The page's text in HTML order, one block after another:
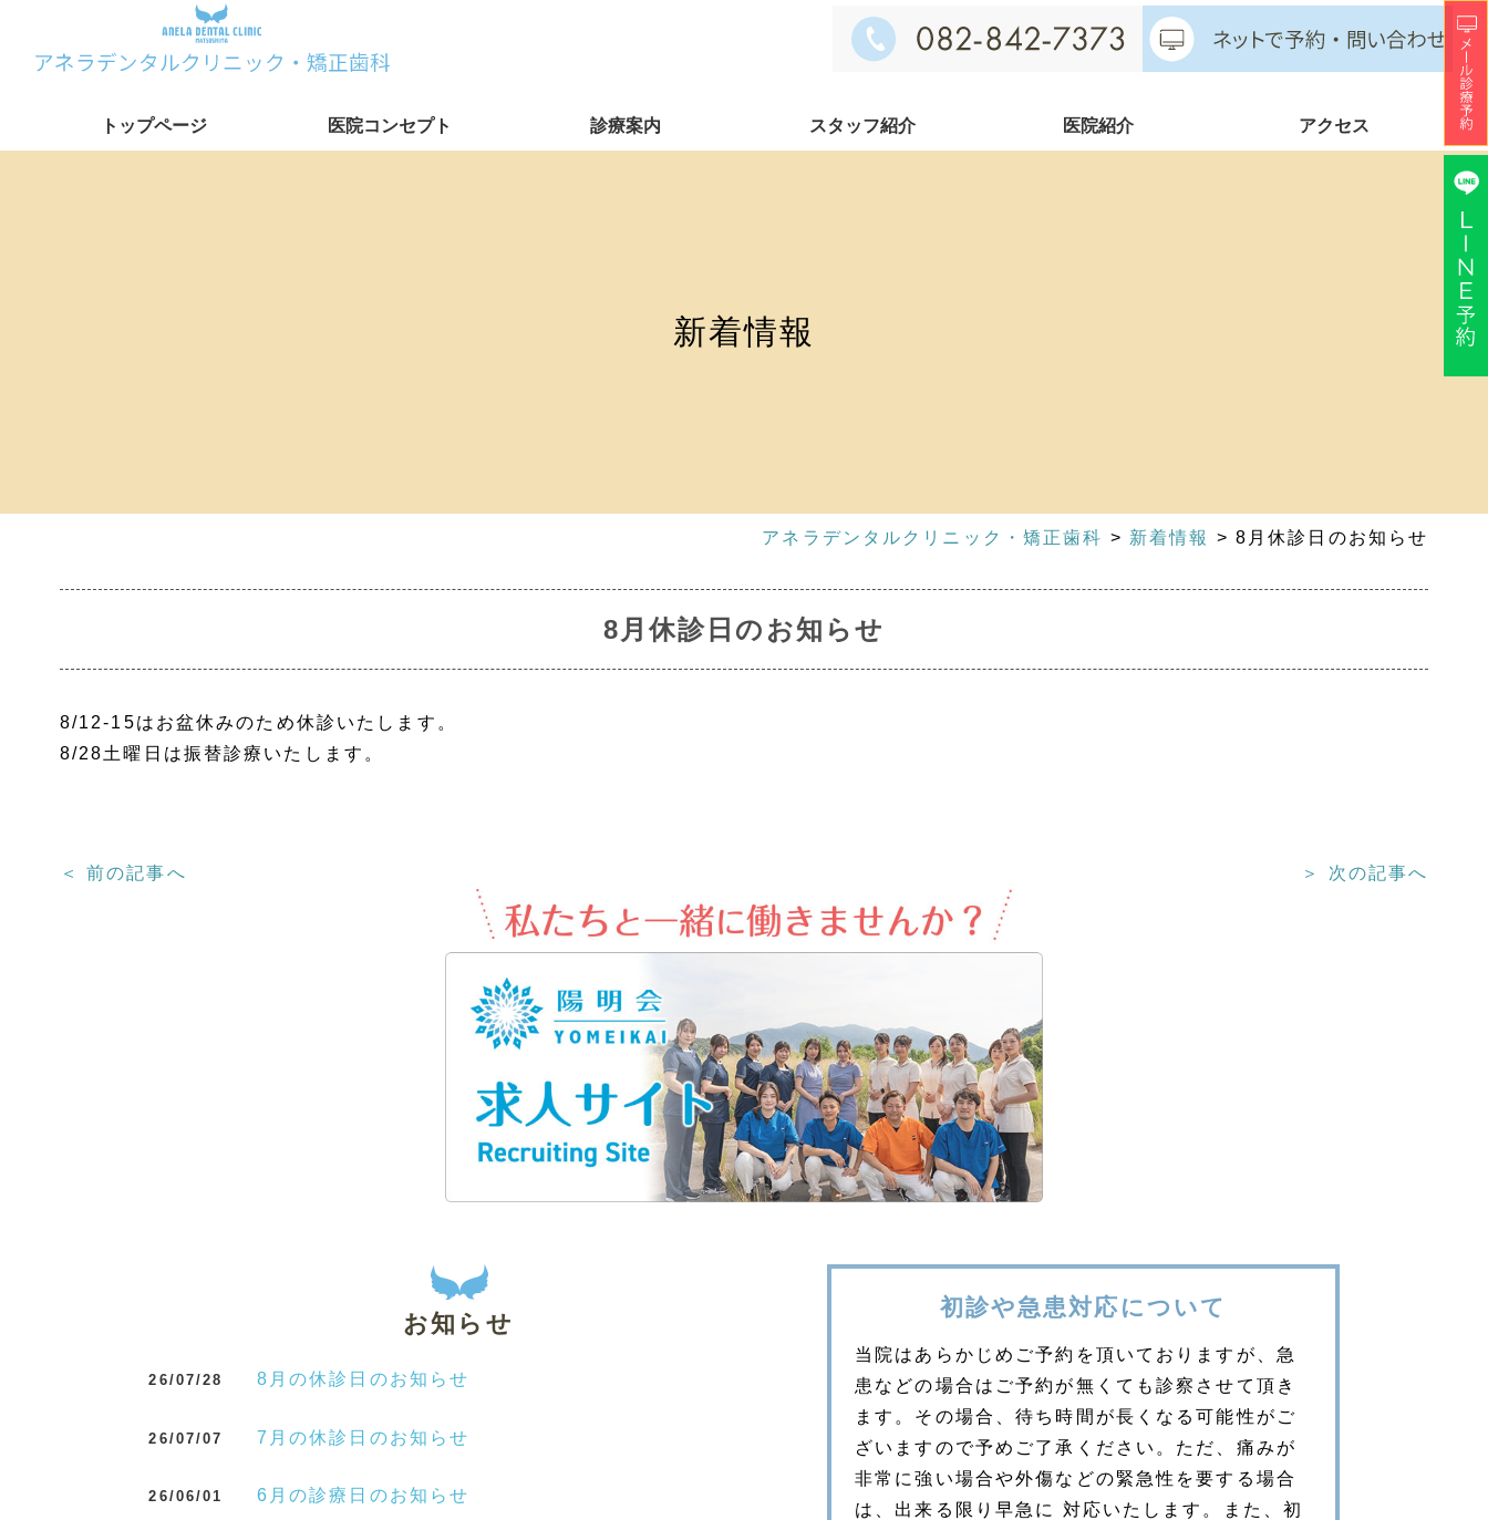
トップページ 医院コンセプト 診療案内 スタッフ紹介 医院紹介 アクセス
新着情報
アネラデンタルクリニック・矯正歯科 > 新着情報 > 8月休診日のお知らせ
8月休診日のお知らせ
8/12-15はお盆休みのため休診いたします。
8/28土曜日は振替診療いたします。
＜ 前の記事へ ＞ 次の記事へ
お知らせ
26/07/28 8月の休診日のお知らせ
26/07/07 7月の休診日のお知らせ
26/06/01 6月の診療日のお知らせ
初診や急患対応について
当院はあらかじめご予約を頂いておりますが、急
患などの場合はご予約が無くても診察させて頂き
ます。その場合、待ち時間が長くなる可能性がご
ざいますので予めご了承ください。ただ、痛みが
非常に強い場合や外傷などの緊急性を要する場合
は、出来る限り早急に 対応いたします。また、初